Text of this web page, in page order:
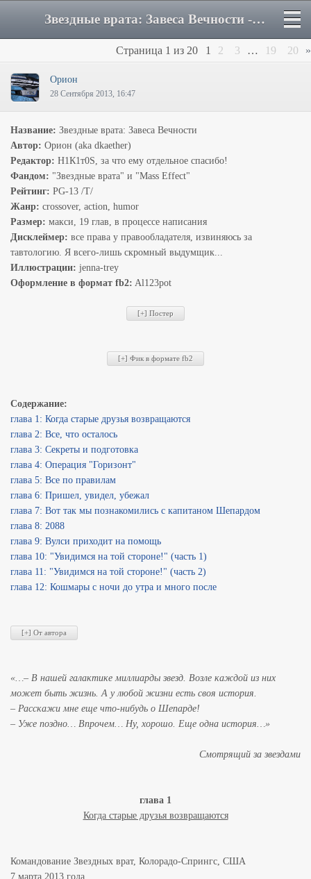
Звездные врата: Завеса Вечности - Форум
Страница 1 из 20 1 2 3 … 19 20 »
Орион
28 Сентября 2013, 16:47
Название: Звездные врата: Завеса Вечности
Автор: Орион (aka dkaether)
Редактор: Н1К1т0S, за что ему отдельное спасибо!
Фандом: "Звездные врата" и "Mass Effect"
Рейтинг: PG-13 /T/
Жанр: crossover, action, humor
Размер: макси, 19 глав, в процессе написания
Дисклеймер: все права у правообладателя, извиняюсь за
тавтологию. Я всего-лишь скромный выдумщик...
Иллюстрации: jenna-trey
Оформление в формат fb2: Al123pot
Содержание:
глава 1: Когда старые друзья возвращаются
глава 2: Все, что осталось
глава 3: Секреты и подготовка
глава 4: Операция "Горизонт"
глава 5: Все по правилам
глава 6: Пришел, увидел, убежал
глава 7: Вот так мы познакомились с капитаном Шепардом
глава 8: 2088
глава 9: Вулси приходит на помощь
глава 10: "Увидимся на той стороне!" (часть 1)
глава 11: "Увидимся на той стороне!" (часть 2)
глава 12: Кошмары с ночи до утра и много после
«…– В нашей галактике миллиарды звезд. Возле каждой из них
может быть жизнь. А у любой жизни есть своя история.
– Расскажи мне еще что-нибудь о Шепарде!
– Уже поздно… Впрочем… Ну, хорошо. Еще одна история…»
Смотрящий за звездами
глава 1
Когда старые друзья возвращаются
Командование Звездных врат, Колорадо-Спрингс, США
7 марта 2013 года